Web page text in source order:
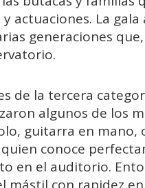
actuaciones. La
generaciones
de la tercera
algunos de los
guitarra en mano,
conoce
en el auditorio.
mástil con rapidez